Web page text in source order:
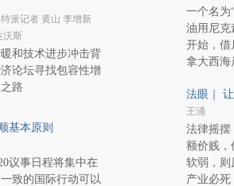
派记者 黄山 李增新
沃斯
和技术进步冲击背
论坛寻找包容性增
路
基本原则
议事日程将集中在
致的国际行动可以
一个名为
油用尼克
开始，借
拿大西海
法眼｜
王涌
法律摇摆
额价贱，
软弱，则
产业必死